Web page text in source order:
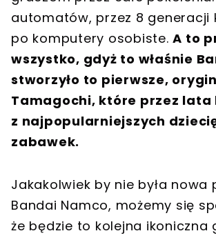
automatów, przez 8 generacji
po komputery osobiste.A to
wszystko, gdyż to właśnie
stworzyło to pierwsze,
Tamagochi, które przez lata
z najpopularniejszych
zabawek.
Jakakolwiek by nie była nowa
Bandai Namco, możemy się
że będzie to kolejna ikoniczna